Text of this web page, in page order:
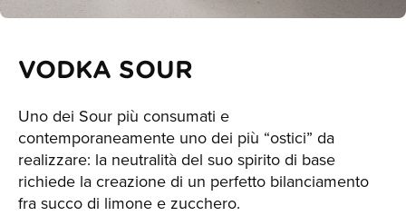
VODKA SOUR
Uno dei Sour più consumati e
contemporaneamente uno dei più “ostici” da
realizzare: la neutralità del suo spirito di base
richiede la creazione di un perfetto bilanciamento
fra succo di limone e zucchero.